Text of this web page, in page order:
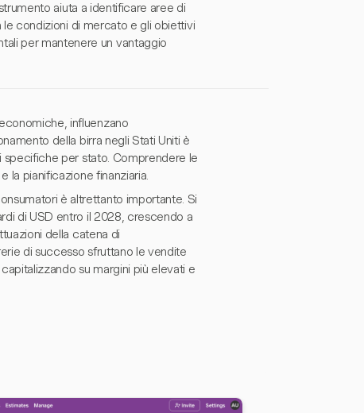
aiuta a identificare aree di
le condizioni di mercato e gli obiettivi
per mantenere un vantaggio
influenzano
della birra negli Stati Uniti è
per stato. Comprendere le
la pianificazione finanziaria.
è altrettanto importante. Si
di USD entro il 2028, crescendo a
della catena di
di successo sfruttano le vendite
su margini più elevati e